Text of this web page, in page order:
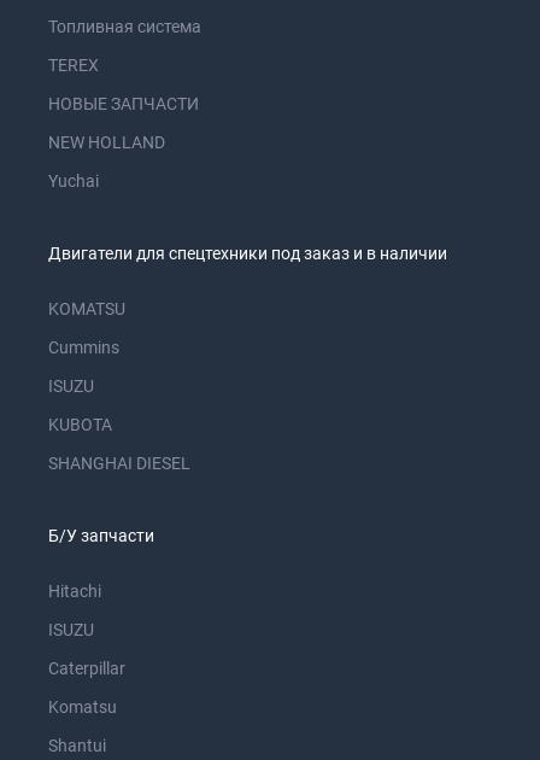
Топливная система
TEREX
НОВЫЕ ЗАПЧАСТИ
NEW HOLLAND
Yuchai
Двигатели для спецтехники под заказ и в наличии
KOMATSU
Cummins
ISUZU
KUBOTA
SHANGHAI DIESEL
Б/У запчасти
Hitachi
ISUZU
Caterpillar
Komatsu
Shantui